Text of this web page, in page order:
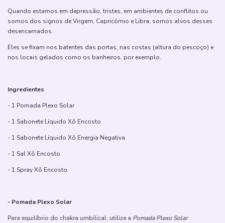
Quando estamos em depressão, tristes, em ambientes de conflitos ou
somos dos signos de Virgem, Capricórnio e Libra, somos alvos desses
desencarnados.
Eles se fixam nos batentes das portas, nas costas (altura do pescoço) e
nos locais gelados como os banheiros, por exemplo.
Ingredientes
- 1 Pomada Plexo Solar
- 1 Sabonete Líquido Xô Encosto
- 1 Sabonete Líquido Xô Energia Negativa
- 1 Sal Xô Encosto
- 1 Spray Xô Encosto
- Pomada Plexo Solar
Para equilíbrio do chakra umbilical, utilize a Pomada Plexo Solar